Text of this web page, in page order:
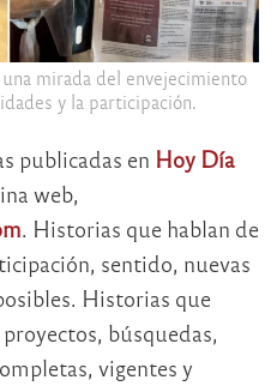
mirada del envejecimiento
y la participación.
publicadas en Hoy Día
web,
. Historias que hablan de
sentido, nuevas
Historias que
búsquedas,
vigentes y